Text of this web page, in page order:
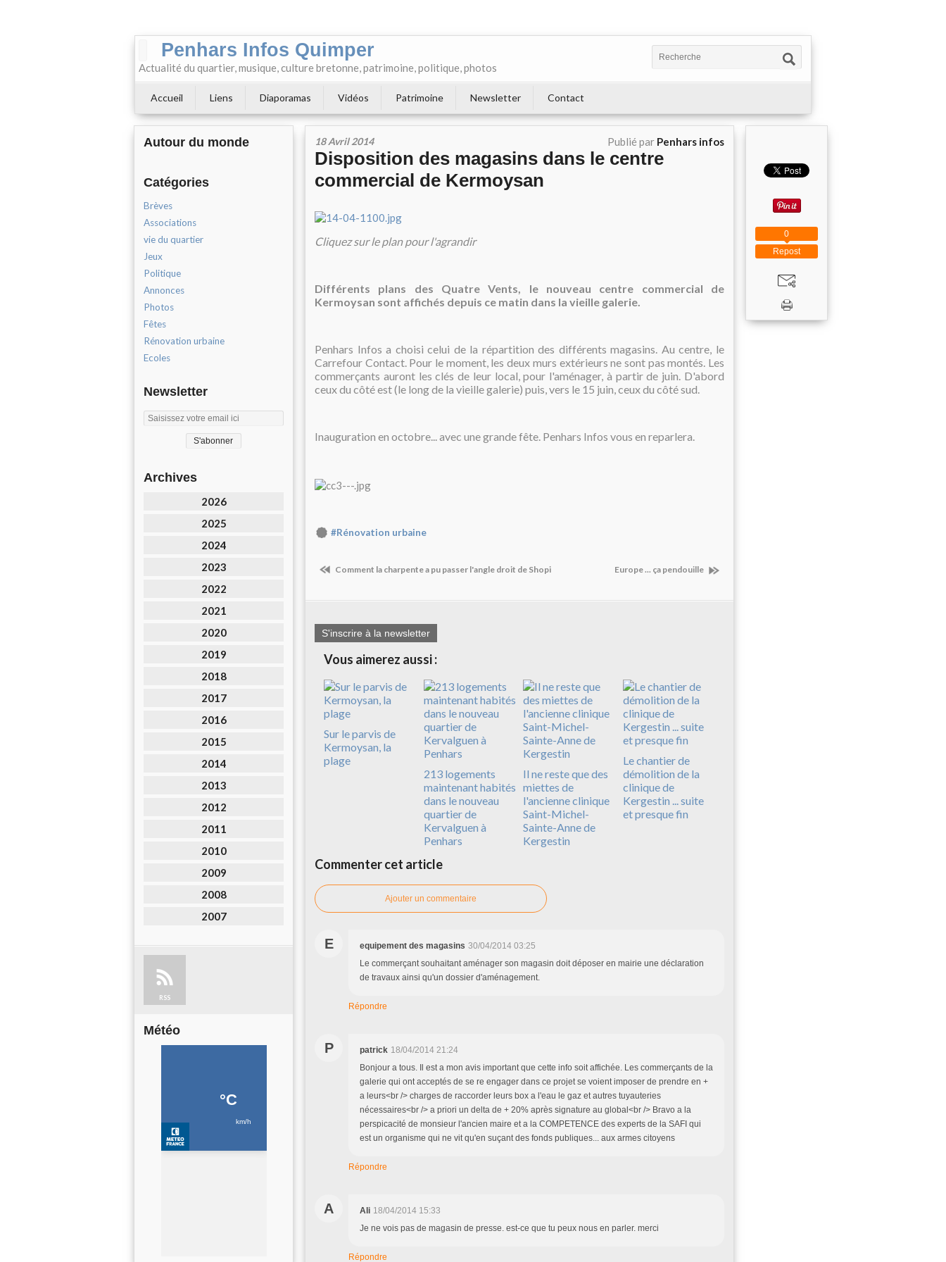
Penhars Infos Quimper
Actualité du quartier, musique, culture bretonne, patrimoine, politique, photos
Accueil Liens Diaporamas Vidéos Patrimoine Newsletter Contact
Autour du monde
Catégories
Brèves
Associations
vie du quartier
Jeux
Politique
Annonces
Photos
Fêtes
Rénovation urbaine
Ecoles
Newsletter
Archives
2026
2025
2024
2023
2022
2021
2020
2019
2018
2017
2016
2015
2014
2013
2012
2011
2010
2009
2008
2007
RSS
Météo
18 Avril 2014 Publié par Penhars infos
Disposition des magasins dans le centre
commercial de Kermoysan
Cliquez sur le plan pour l'agrandir
Différents plans des Quatre Vents, le nouveau centre commercial de
Kermoysan sont affichés depuis ce matin dans la vieille galerie.
Penhars Infos a choisi celui de la répartition des différents magasins. Au centre, le
Carrefour Contact. Pour le moment, les deux murs extérieurs ne sont pas montés. Les
commerçants auront les clés de leur local, pour l'aménager, à partir de juin. D'abord
ceux du côté est (le long de la vieille galerie) puis, vers le 15 juin, ceux du côté sud.
Inauguration en octobre... avec une grande fête. Penhars Infos vous en reparlera.
#Rénovation urbaine
Comment la charpente a pu passer l'angle droit de Shopi Europe ... ça pendouille
S'inscrire à la newsletter
Vous aimerez aussi :
Sur le parvis de
Kermoysan, la
plage
213 logements
maintenant habités
dans le nouveau
quartier de
Kervalguen à
Penhars
Il ne reste que des
miettes de
l'ancienne clinique
Saint-Michel-
Sainte-Anne de
Kergestin
Le chantier de
démolition de la
clinique de
Kergestin ... suite
et presque fin
Commenter cet article
Ajouter un commentaire
E equipement des magasins 30/04/2014 03:25
Le commerçant souhaitant aménager son magasin doit déposer en mairie une déclaration
de travaux ainsi qu'un dossier d'aménagement.
Répondre
P patrick 18/04/2014 21:24
Bonjour a tous. Il est a mon avis important que cette info soit affichée. Les commerçants de la
galerie qui ont acceptés de se re engager dans ce projet se voient imposer de prendre en +
a leurs<br /> charges de raccorder leurs box a l'eau le gaz et autres tuyauteries
nécessaires<br /> a priori un delta de + 20% après signature au global<br /> Bravo a la
perspicacité de monsieur l'ancien maire et a la COMPETENCE des experts de la SAFI qui
est un organisme qui ne vit qu'en suçant des fonds publiques... aux armes citoyens
Répondre
A Ali 18/04/2014 15:33
Je ne vois pas de magasin de presse. est-ce que tu peux nous en parler. merci
Répondre
Repost
0